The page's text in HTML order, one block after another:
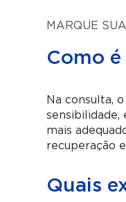
MARQUE
Como
Na consulta,
sensibilidade,
mais
recuperação
Quais